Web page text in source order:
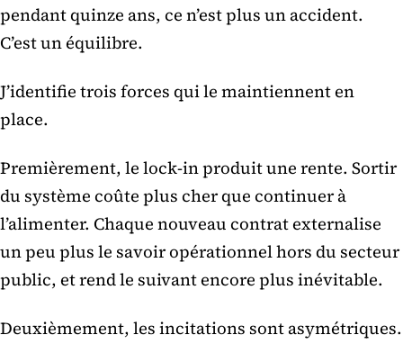
pendant quinze ans, ce n’est plus un accident.
C’est un équilibre.
J’identifie trois forces qui le maintiennent en
place.
Premièrement, le lock-in produit une rente. Sortir
du système coûte plus cher que continuer à
l’alimenter. Chaque nouveau contrat externalise
un peu plus le savoir opérationnel hors du secteur
public, et rend le suivant encore plus inévitable.
Deuxièmement, les incitations sont asymétriques.